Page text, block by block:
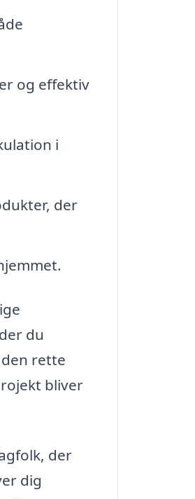
og effektiv
i
der
du
rette
bliver
der
dig